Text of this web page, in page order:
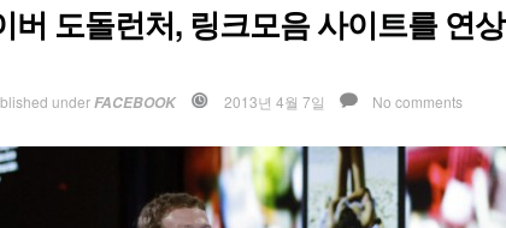
버 도돌런처, 링크모음 사이트를 연상
underFACEBOOK 2013년 4월 7일 No comments